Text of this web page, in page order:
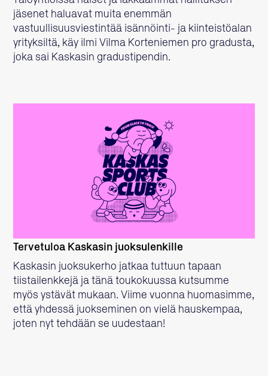
jäsenet haluavat muita enemmän
vastuullisuusviestintää isännöinti- ja kiinteistöalan
yrityksiltä, käy ilmi Vilma Korteniemen pro gradusta,
joka sai Kaskasin gradustipendin.
LUE LISÄÄ
Tervetuloa Kaskasin juoksulenkille
Kaskasin juoksukerho jatkaa tuttuun tapaan
tiistailenkkejä ja tänä toukokuussa kutsumme
myös ystävät mukaan. Viime vuonna huomasimme,
että yhdessä juokseminen on vielä hauskempaa,
joten nyt tehdään se uudestaan!